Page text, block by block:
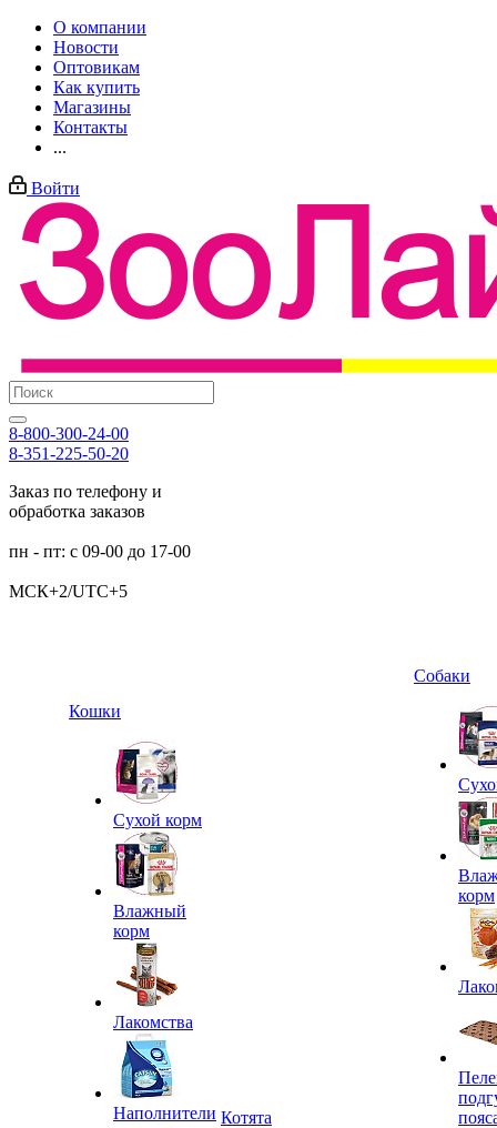
О компании
Новости
Оптовикам
Как купить
Магазины
Контакты
...
Войти
8-800-300-24-00
8-351-225-50-20
Заказ по телефону и
обработка заказов
пн - пт: с 09-00 до 17-00
МСК+2/UTC+5
Кошки
Сухой корм
Влажный
корм
Лакомства
Наполнители Котята
Собаки
корм